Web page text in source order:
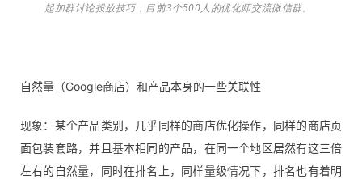
起加群讨论投放技巧，目前3个500人的优化师交流微信群。
自然量（Google商店）和产品本身的一些关联性
现象：某个产品类别，几乎同样的商店优化操作，同样的商店页
面包装套路，并且基本相同的产品，在同一个地区居然有这三倍
左右的自然量，同时在排名上，同样量级情况下，排名也有着明